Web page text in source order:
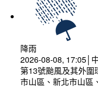
降雨
2026-08-08, 17:05│
第13號颱風及其外圍
市山區、新北市山區